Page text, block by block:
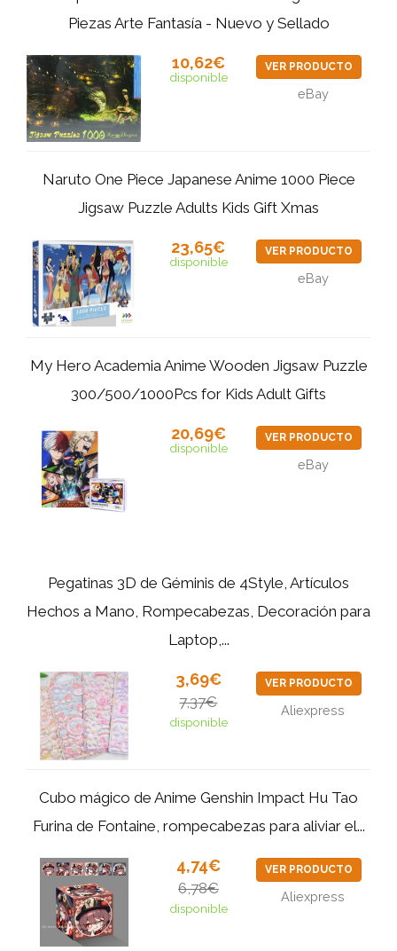
Piezas Arte Fantasía - Nuevo y Sellado
10,62€
disponible
VER PRODUCTO
eBay
Naruto One Piece Japanese Anime 1000 Piece
Jigsaw Puzzle Adults Kids Gift Xmas
23,65€
disponible
VER PRODUCTO
eBay
My Hero Academia Anime Wooden Jigsaw Puzzle
300/500/1000Pcs for Kids Adult Gifts
20,69€
disponible
VER PRODUCTO
eBay
Pegatinas 3D de Géminis de 4Style, Artículos
Hechos a Mano, Rompecabezas, Decoración para
Laptop,...
3,69€
7,37€
disponible
VER PRODUCTO
Aliexpress
Cubo mágico de Anime Genshin Impact Hu Tao
Furina de Fontaine, rompecabezas para aliviar el...
4,74€
6,78€
disponible
VER PRODUCTO
Aliexpress